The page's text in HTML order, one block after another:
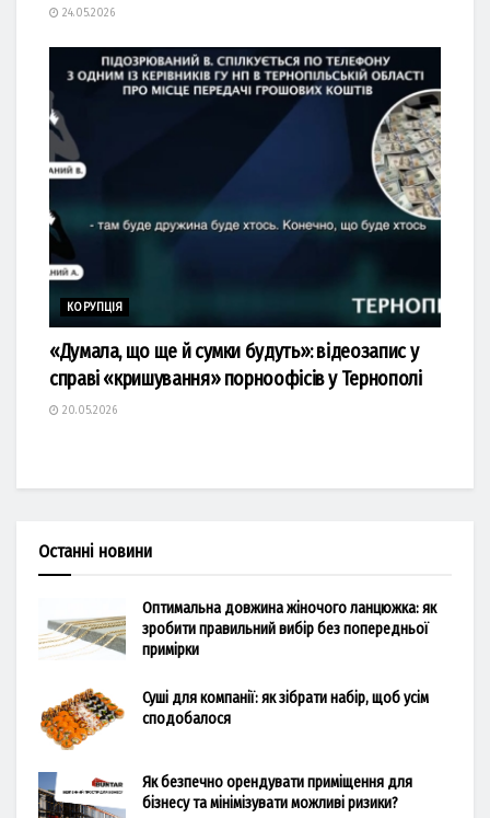
24.05.2026
КОРУПЦІЯ
«Думала, що ще й сумки будуть»: відеозапис у
справі «кришування» порноофісів у Тернополі
20.05.2026
Останні новини
Оптимальна довжина жіночого ланцюжка: як
зробити правильний вибір без попередньої
примірки
Суші для компанії: як зібрати набір, щоб усім
сподобалося
Як безпечно орендувати приміщення для
бізнесу та мінімізувати можливі ризики?